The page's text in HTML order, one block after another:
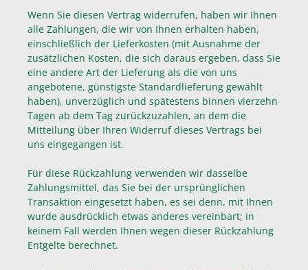
Wenn Sie diesen Vertrag widerrufen, haben wir Ihnen
alle Zahlungen, die wir von Ihnen erhalten haben,
einschließlich der Lieferkosten (mit Ausnahme der
zusätzlichen Kosten, die sich daraus ergeben, dass Sie
eine andere Art der Lieferung als die von uns
angebotene, günstigste Standardlieferung gewählt
haben), unverzüglich und spätestens binnen vierzehn
Tagen ab dem Tag zurückzuzahlen, an dem die
Mitteilung über Ihren Widerruf dieses Vertrags bei
uns eingegangen ist.
Für diese Rückzahlung verwenden wir dasselbe
Zahlungsmittel, das Sie bei der ursprünglichen
Transaktion eingesetzt haben, es sei denn, mit Ihnen
wurde ausdrücklich etwas anderes vereinbart; in
keinem Fall werden Ihnen wegen dieser Rückzahlung
Entgelte berechnet.